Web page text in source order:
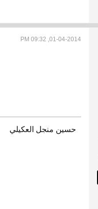
01-04-2014, 09:32 PM
حسين منجل العكيلي